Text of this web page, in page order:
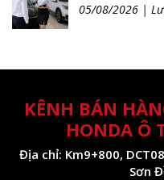
05/08/2026 |
KÊNH BÁN
HONDA Ô
Địa chỉ: Km9+800,
Sơn